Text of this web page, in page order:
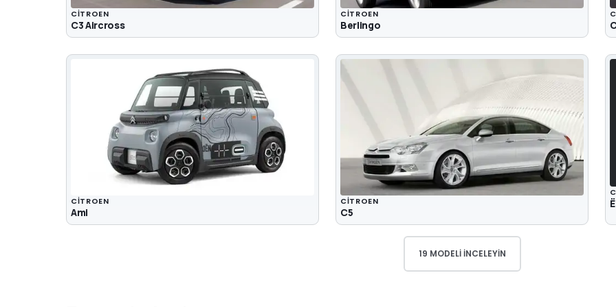
CITROEN
C3 Aircross
CITROEN
Berlingo
CITROEN
Ami
CITROEN
C5
19 MODELI İNCELEYIN